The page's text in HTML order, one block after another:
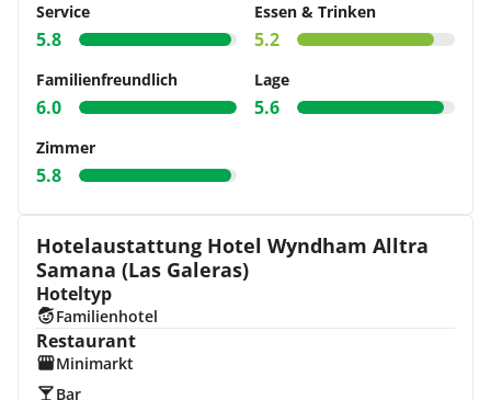
Service
5.8
Essen & Trinken
5.2
Familienfreundlich
6.0
Lage
5.6
Zimmer
5.8
Hotelaustattung Hotel Wyndham Alltra
Samana (Las Galeras)
Hoteltyp
Familienhotel
Restaurant
Minimarkt
Bar